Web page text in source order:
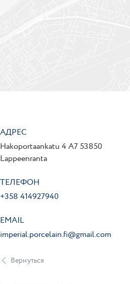
АДРЕС
Hakoportaankatu 4 A7 53850
Lappeenranta
ТЕЛЕФОН
+358 414927940
EMAIL
imperial.porcelain.fi@gmail.com
Вернуться